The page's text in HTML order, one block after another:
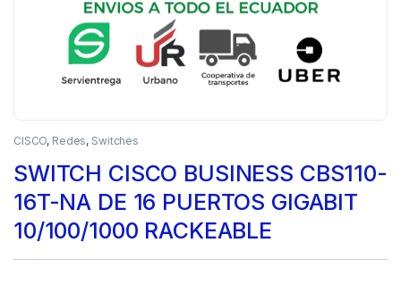
CISCO, Redes, Switches
SWITCH CISCO BUSINESS CBS110-
16T-NA DE 16 PUERTOS GIGABIT
10/100/1000 RACKEABLE